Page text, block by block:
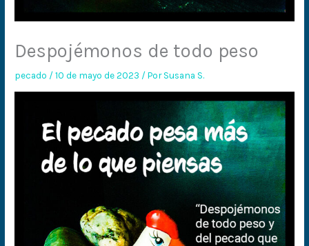
Despojémonos de todo peso
pecado /10 de mayo de 2023 / PorSusana S.